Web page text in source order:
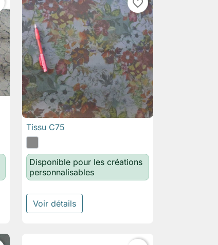
favorite_border

Tissu C75
Disponible pour les créations
personnalisables
Voir détails